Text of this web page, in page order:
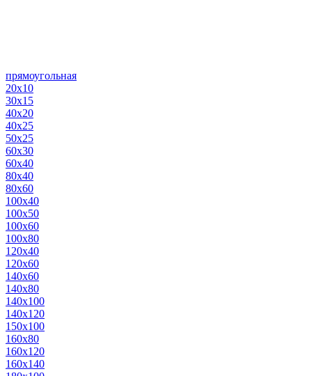
прямоугольная
20х10
30х15
40х20
40х25
50х25
60х30
60х40
80х40
80х60
100х40
100х50
100х60
100х80
120х40
120х60
140х60
140х80
140х100
140х120
150х100
160х80
160х120
160х140